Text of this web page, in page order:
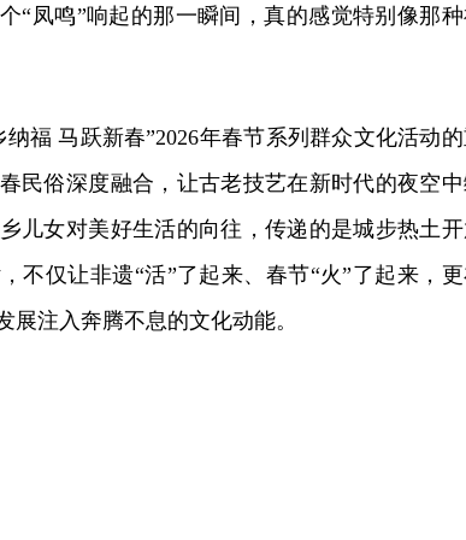
“凤鸣”响起的那一瞬间，真的感觉特别像那
福 马跃新春”2026年春节系列群众文化活动
民俗深度融合，让古老技艺在新时代的夜空
儿女对美好生活的向往，传递的是城步热土
不仅让非遗“活”了起来、春节“火”了起来，
注入奔腾不息的文化动能。